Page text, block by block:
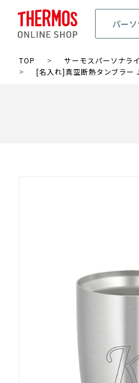
パー
TOP > サーモスパーソナラ
>
[名入れ]真空断熱タンブラー